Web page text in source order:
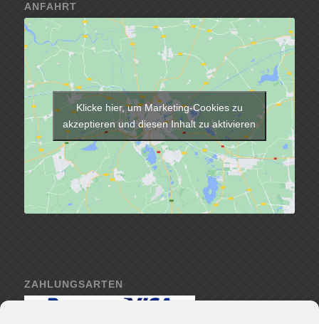
ANFAHRT
Klicke hier, um Marketing-Cookies zu
akzeptieren und diesen Inhalt zu aktivieren
ZAHLUNGSARTEN